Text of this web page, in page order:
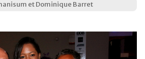
et Dominique Barret